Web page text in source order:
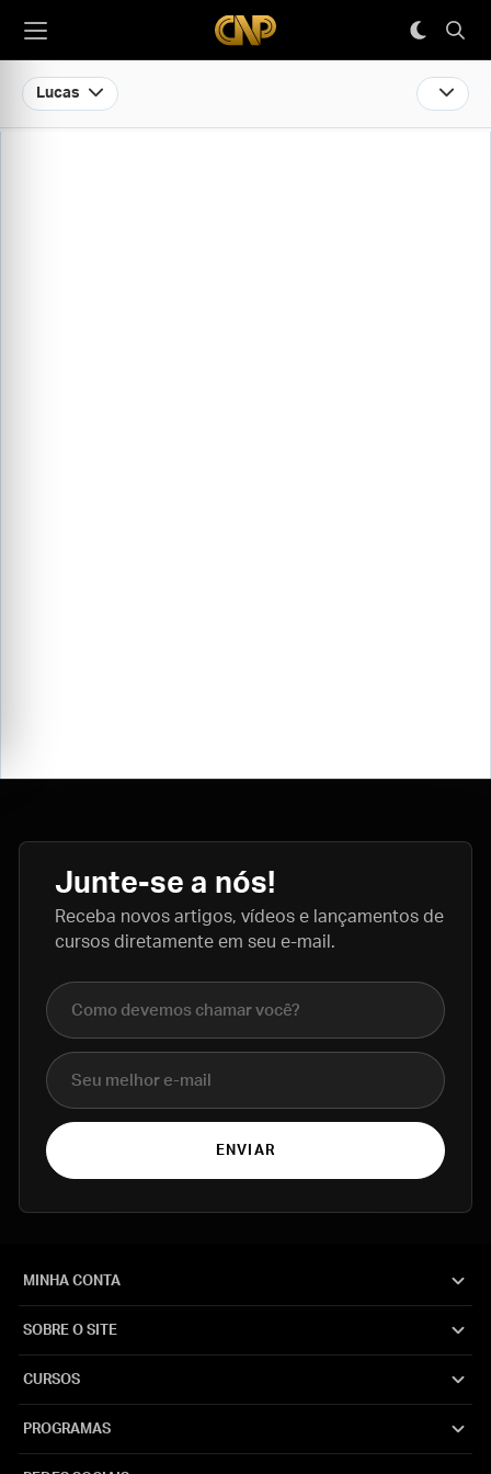
Lucas
Junte-se a nós!
Receba novos artigos, vídeos e lançamentos de
cursos diretamente em seu e-mail.
Nome completo
E-mail
ENVIAR
MINHA CONTA
SOBRE O SITE
CURSOS
PROGRAMAS